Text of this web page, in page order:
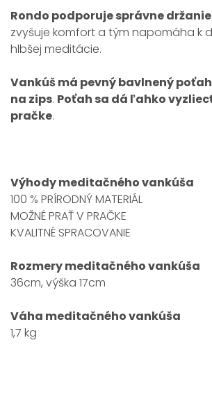
Rondo podporuje správne
zvyšuje komfort a tým napomáha k
hlbšej meditácie.
Vankúš má pevný bavlnený
na zips. Poťah sa dá ľahko
pračke.
Výhody meditačného vankúša
100 % PRÍRODNÝ MATERIÁL
MOŽNÉ PRAŤ V PRAČKE
KVALITNÉ SPRACOVANIE
Rozmery meditačného vankúša
36cm, výška 17cm
Váha meditačného vankúša
1,7 kg